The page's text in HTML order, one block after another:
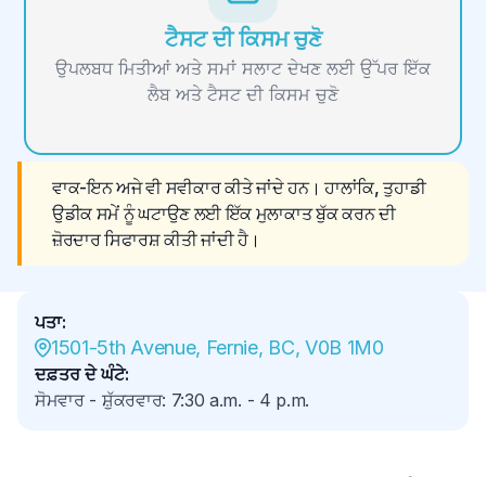
ਟੈਸਟ ਦੀ ਕਿਸਮ ਚੁਣੋ
ਉਪਲਬਧ ਮਿਤੀਆਂ ਅਤੇ ਸਮਾਂ ਸਲਾਟ ਦੇਖਣ ਲਈ ਉੱਪਰ ਇੱਕ
ਲੈਬ ਅਤੇ ਟੈਸਟ ਦੀ ਕਿਸਮ ਚੁਣੋ
ਵਾਕ-ਇਨ ਅਜੇ ਵੀ ਸਵੀਕਾਰ ਕੀਤੇ ਜਾਂਦੇ ਹਨ। ਹਾਲਾਂਕਿ, ਤੁਹਾਡੀ
ਉਡੀਕ ਸਮੇਂ ਨੂੰ ਘਟਾਉਣ ਲਈ ਇੱਕ ਮੁਲਾਕਾਤ ਬੁੱਕ ਕਰਨ ਦੀ
ਜ਼ੋਰਦਾਰ ਸਿਫਾਰਸ਼ ਕੀਤੀ ਜਾਂਦੀ ਹੈ।
ਪਤਾ:
1501-5th Avenue, Fernie, BC, V0B 1M0
ਦਫ਼ਤਰ ਦੇ ਘੰਟੇ:
ਸੋਮਵਾਰ - ਸ਼ੁੱਕਰਵਾਰ: 7:30 a.m. - 4 p.m.